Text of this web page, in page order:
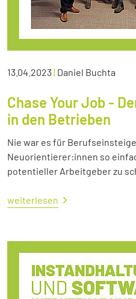
13.04.2023| Daniel Buchta
Chase Your Job -
in den Betrieben
Nie war es für
Neuorientierer:innen so
potentieller Arbeitgeber zu
weiterlesen